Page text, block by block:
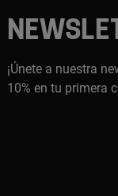
¡Únete a nuestra
10% en tu primera